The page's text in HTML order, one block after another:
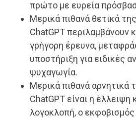
πρώτο με ευρεία
Μερικά πιθανά θετικά
ChatGPT περιλαμβάνουν
γρήγορη έρευνα,
υποστήριξη για ειδικές
ψυχαγωγία.
Μερικά πιθανά αρνητικά
ChatGPT είναι η έλλειψη
λογοκλοπή, ο εκφοβισμός